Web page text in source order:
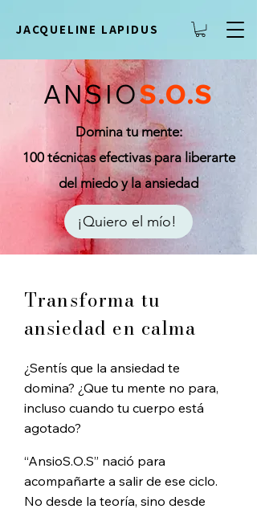
JACQUELINE LAPIDUS
ANSIOS.O.S
Domina tu mente:
100 técnicas efectivas para liberarte
del miedo y la ansiedad
¡Quiero el mío!
Transforma tu
ansiedad en calma
¿Sentís que la ansiedad te
domina? ¿Que tu mente no para,
incluso cuando tu cuerpo está
agotado?
“AnsioS.O.S” nació para
acompañarte a salir de ese ciclo.
No desde la teoría, sino desde